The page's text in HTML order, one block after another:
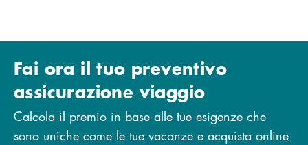
Fai ora il tuo preventivo
assicurazione viaggio
Calcola il premio in base alle tue esigenze che
sono uniche come le tue vacanze e acquista online